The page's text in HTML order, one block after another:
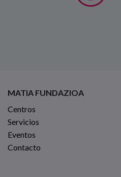
MATIA FUNDAZIOA
Centros
Servicios
Eventos
Contacto